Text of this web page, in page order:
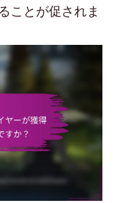
ことが促されま